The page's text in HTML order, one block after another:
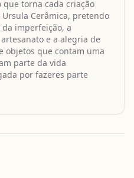
que torna cada criação
Cerâmica, pretendo
imperfeição, a
e a alegria de
objetos que contam uma
parte da vida
por fazeres parte